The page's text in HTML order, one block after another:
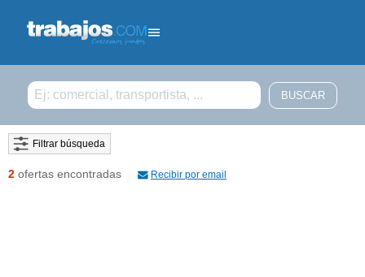
Filtrar búsqueda
2 ofertas encontradas Recibir por email